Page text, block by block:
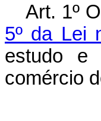
Art. 1º
5º da Lei
estudo e
comércio